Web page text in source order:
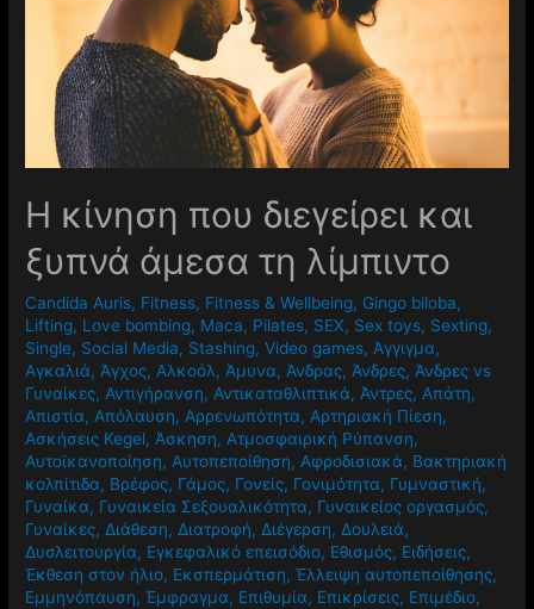
Η κίνηση που διεγείρει και
ξυπνά άμεσα τη λίμπιντο
Candida Auris, Fitness, Fitness & Wellbeing, Gingo biloba,
Lifting, Love bombing, Maca, Pilates, SEX, Sex toys, Sexting,
Single, Social Media, Stashing,Video games,Άγγιγμα,
Αγκαλιά,Άγχος,Αλκοόλ,Άμυνα,Άνδρας,Άνδρες,Άνδρες vs
Γυναίκες,Αντιγήρανση,Αντικαταθλιπτικά,Άντρες,Απάτη,
Απιστία,Απόλαυση,Αρρενωπότητα,Αρτηριακή Πίεση,
Ασκήσεις Kegel,Άσκηση,Ατμοσφαιρική Ρύπανση,
Αυτοϊκανοποίηση,Αυτοπεποίθηση,Αφροδισιακά, Βακτηριακή
κολπίτιδα, Βρέφος, Γάμος, Γονείς, Γονιμότητα, Γυμναστική,
Γυναίκα, Γυναικεία Σεξουαλικότητα, Γυναικείος οργασμός,
Γυναίκες,Διάθεση,Διατροφή,Διέγερση,Δουλειά,
Δυσλειτουργία, Εγκεφαλικό επεισόδιο, Εθισμός, Ειδήσεις,
Έκθεση στον ήλιο, Εκσπερμάτιση,Έλλειψη αυτοπεποίθησης,
Εμμηνόπαυση,Έμφραγμα, Επιθυμία, Επικρίσεις, Επιμέδιο,